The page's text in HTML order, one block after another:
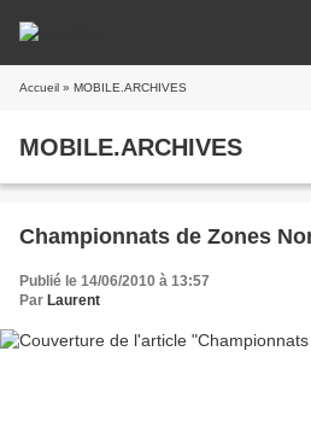
Accueil » MOBILE.ARCHIVES
MOBILE.ARCHIVES
Championnats de Zones
Publié le 14/06/2010 à 13:57
Par Laurent